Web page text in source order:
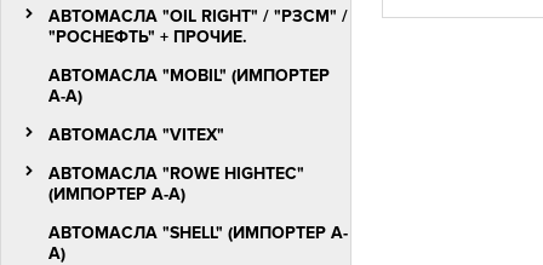
АВТОМАСЛА "OIL RIGHT" / "РЗСМ" /
"РОСНЕФТЬ" + ПРОЧИЕ.
АВТОМАСЛА "MOBIL" (ИМПОРТЕР
А-А)
АВТОМАСЛА "VITEX"
АВТОМАСЛА "ROWE HIGHTEC"
(ИМПОРТЕР А-А)
АВТОМАСЛА "SHELL" (ИМПОРТЕР А-
А)